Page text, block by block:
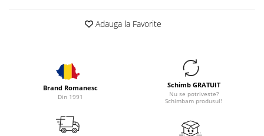
Adauga la Favorite
Brand Romanesc
Din 1991
Schimb GRATUIT
Nu se potriveste?
Schimbam produsul!